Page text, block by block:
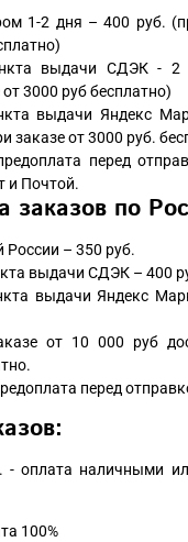
1-2 дня – 400 руб.
выдачи СДЭК - 2
от 3000 руб бесплатно)
выдачи Яндекс
заказе от 3000 руб.
перед
и Почтой.
заказов по
России – 350 руб.
выдачи СДЭК – 400
выдачи Яндекс
от 10 000 руб
перед
- оплата наличными
100%